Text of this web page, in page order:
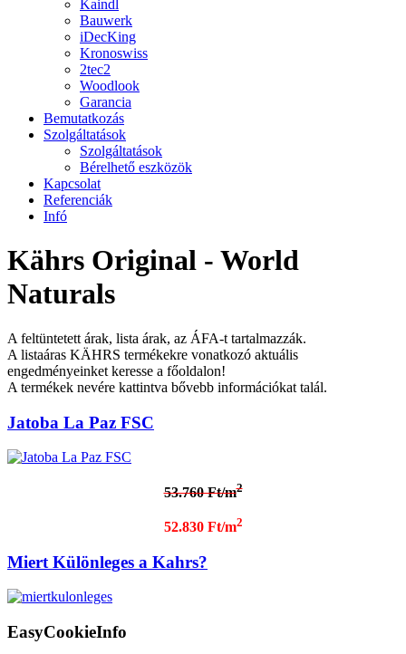
Kaindl
Bauwerk
iDecKing
Kronoswiss
2tec2
Woodlook
Garancia
Bemutatkozás
Szolgáltatások
Szolgáltatások
Bérelhető eszközök
Kapcsolat
Referenciák
Infó
Kährs Original - World
Naturals
A feltüntetett árak, lista árak, az ÁFA-t tartalmazzák.
A listaáras KÄHRS termékekre vonatkozó aktuális
engedményeinket keresse a főoldalon!
A termékek nevére kattintva bővebb információkat talál.
Jatoba La Paz FSC
53.760 Ft/m2
52.830 Ft/m2
Miert Különleges a Kahrs?
EasyCookieInfo